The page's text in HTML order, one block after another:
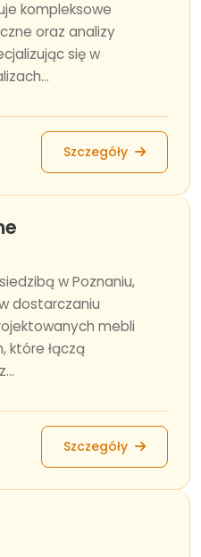
kompleksowe
oraz analizy
się w
Szczegóły
w Poznaniu,
dostarczaniu
mebli
które łączą
Szczegóły